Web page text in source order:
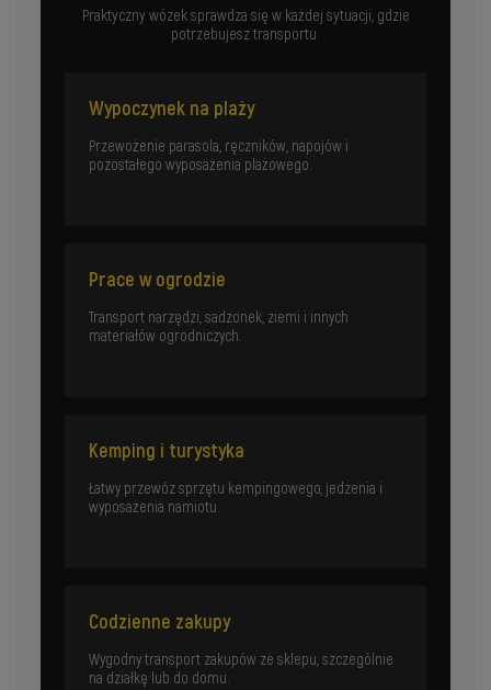
Praktyczny wózek sprawdza się w każdej sytuacji, gdzie
potrzebujesz transportu.
Wypoczynek na plaży
Przewożenie parasola, ręczników, napojów i
pozostałego wyposażenia plażowego.
Prace w ogrodzie
Transport narzędzi, sadzonek, ziemi i innych
materiałów ogrodniczych.
Kemping i turystyka
Łatwy przewóz sprzętu kempingowego, jedzenia i
wyposażenia namiotu.
Codzienne zakupy
Wygodny transport zakupów ze sklepu, szczególnie
na działkę lub do domu.